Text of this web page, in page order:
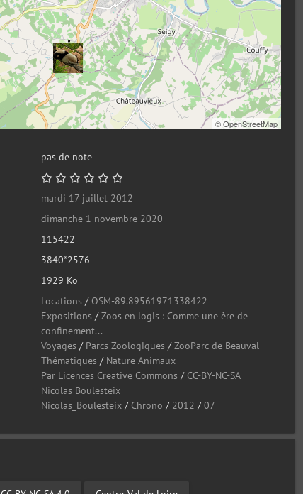
©OpenStreetMap
pas de note
mardi 17 juillet 2012
dimanche 1 novembre 2020
115422
3840*2576
1929 Ko
Locations / OSM-89.89561971338422
Expositions /Zoos en logis : Comme une ère de
confinement...
Voyages / Parcs Zoologiques /ZooParc de Beauval
Thématiques / Nature Animaux
Par Licences Creative Commons / CC-BY-NC-SA
Nicolas Boulesteix
Nicolas_Boulesteix / Chrono / 2012 /07